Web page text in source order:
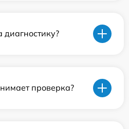
диагностику?
проверка?